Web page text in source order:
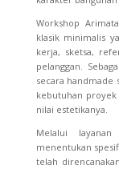
Workshop
klasik minimalis
kerja, sketsa,
pelanggan.
secara handmade
kebutuhan
nilai estetikanya.
Melalui
menentukan
telah